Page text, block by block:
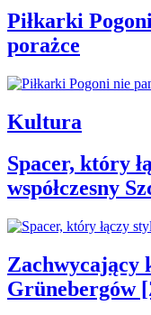
Piłkarki
porażce
Kultura
Spacer, który
współczesny
Zachwycający
Grünebergów